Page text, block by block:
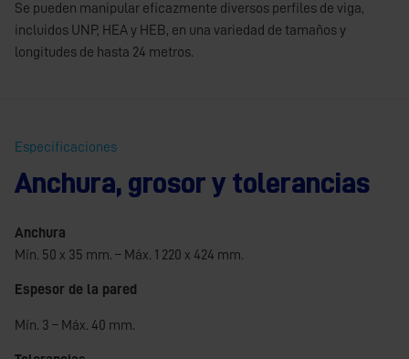
Se pueden manipular eficazmente diversos perfiles de viga,
incluidos UNP, HEA y HEB, en una variedad de tamaños y
longitudes de hasta 24 metros.
Especificaciones
Anchura, grosor y tolerancias
Anchura
Mín. 50 x 35 mm. – Máx. 1 220 x 424 mm.
Espesor de la pared
Mín. 3 – Máx. 40 mm.